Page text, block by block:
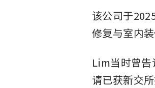
该公司于
修复与室内
Lim当时曾告
请已获新交